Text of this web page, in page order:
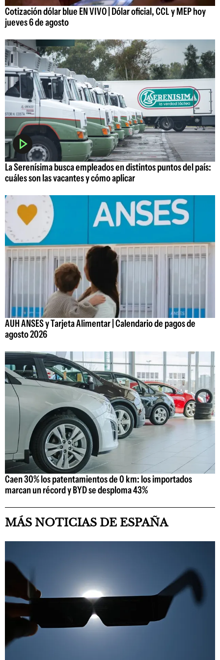
Cotización dólar blue EN VIVO | Dólar oficial, CCL y MEP hoy
jueves 6 de agosto
La Serenísima busca empleados en distintos puntos del país:
cuáles son las vacantes y cómo aplicar
AUH ANSES y Tarjeta Alimentar | Calendario de pagos de
agosto 2026
Caen 30% los patentamientos de 0 km: los importados
marcan un récord y BYD se desploma 43%
MÁS NOTICIAS DE ESPAÑA